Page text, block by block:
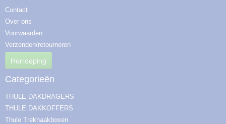
Contact
Over ons
Voorwaarden
Verzenden/retourneren
Herroeping
Categorieën
THULE DAKDRAGERS
THULE DAKKOFFERS
Thule Trekhaakboxen